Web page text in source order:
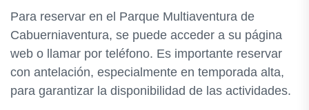
Para reservar en el Parque Multiaventura de
Cabuerniaventura, se puede acceder a su página
web o llamar por teléfono. Es importante reservar
con antelación, especialmente en temporada alta,
para garantizar la disponibilidad de las actividades.